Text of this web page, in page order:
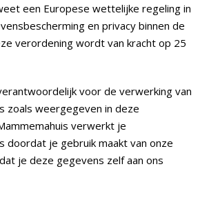
een Europese wettelijke regeling in
en privacy binnen de
verordening wordt van kracht op 25
voor de verwerking van
zoals weergegeven in deze
verwerkt je
doordat je gebruik maakt van onze
je deze gegevens zelf aan ons